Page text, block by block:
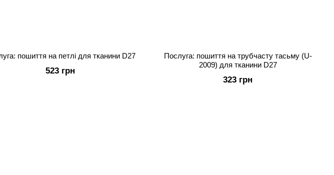
пошиття на петлі для тканини D27
523 грн
Послуга: пошиття на трубчасту тасьму (U-
2009) для тканини D27
323 грн